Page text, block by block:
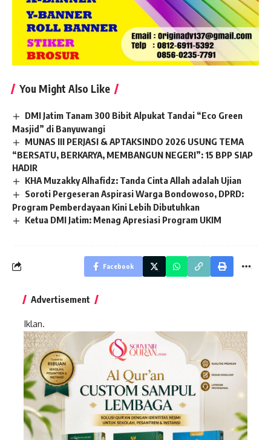
You Might Also Like
DMI Jatim Tanam 300 Bibit Alpukat Tandai “Eco Green
Masjid” di Banyuwangi
MUNAS III PERJASI & APTAKSINDO 2026 USUNG TEMA
“BERSATU, BERKARYA, MEMBANGUN NEGERI”: 15 BPP SIAP
HADIR
KHA Muzakky Alhafidz: Tanda Cinta Allah adalah Ujian
Soroti Pergeseran Aspirasi Warga Bondowoso, DPRD:
Program Pemberdayaan Kini Lebih Dibutuhkan
Ketua DMI Jatim: Menag Apresiasi Program UKIM
Facebook
Advertisement
Iklan.